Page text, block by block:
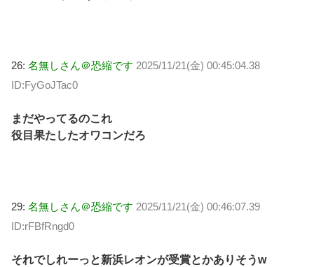
26: 名無しさん＠恐縮です 2025/11/21(金) 00:45:04.38
ID:FyGoJTac0
まだやってるのこれ
役目果たしたオワコンだろ
29: 名無しさん＠恐縮です 2025/11/21(金) 00:46:07.39
ID:rFBfRngd0
それでしれーっと新浜レオンが受賞とかありそうw